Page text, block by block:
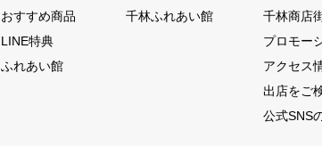
おすすめ商品
LINE特典
ふれあい館
千林ふれあい館
千林商店
プロモー
アクセス
出店をご
公式SNS